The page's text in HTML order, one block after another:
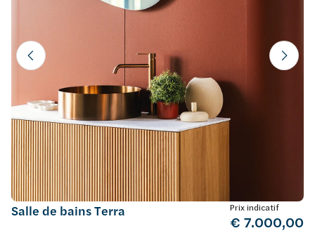
Salle de bains Terra Prix indicatif
€ 7.000,00